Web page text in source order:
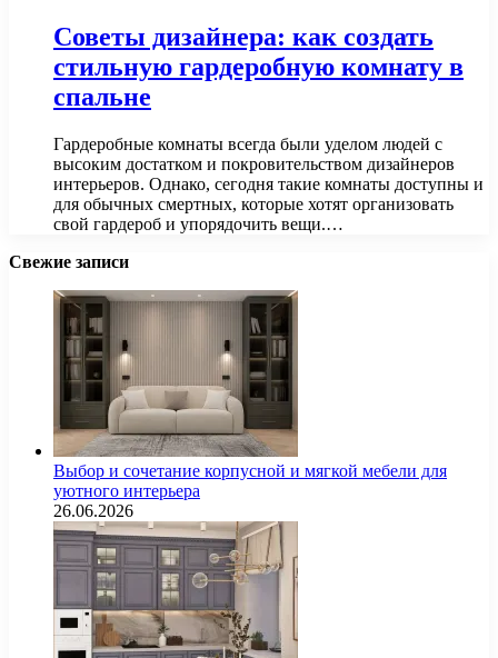
Советы дизайнера: как создать
стильную гардеробную комнату в
спальне
Гардеробные комнаты всегда были уделом людей с
высоким достатком и покровительством дизайнеров
интерьеров. Однако, сегодня такие комнаты доступны и
для обычных смертных, которые хотят организовать
свой гардероб и упорядочить вещи.…
Свежие записи
Выбор и сочетание корпусной и мягкой мебели для
уютного интерьера
26.06.2026